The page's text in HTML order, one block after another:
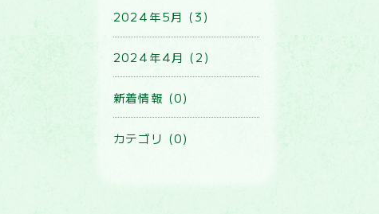
2024年5月 (3)
2024年4月 (2)
新着情報 (0)
カテゴリ (0)